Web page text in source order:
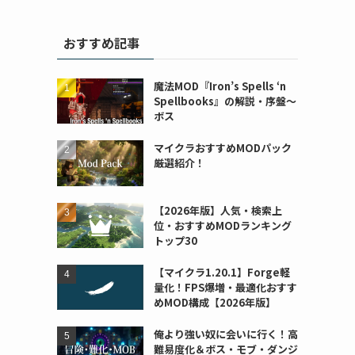
おすすめ記事
魔法MOD『Iron’s Spells ‘n
Spellbooks』の解説・序盤～
ボス
マイクラおすすめMODパック
厳選紹介！
【2026年版】人気・検索上
位・おすすめMODランキング
トップ30
【マイクラ1.20.1】Forge軽
量化！FPS爆増・最適化おすす
めMOD構成【2026年版】
俺より強い奴に会いに行く！高
難易度化＆ボス・モブ・ダンジ